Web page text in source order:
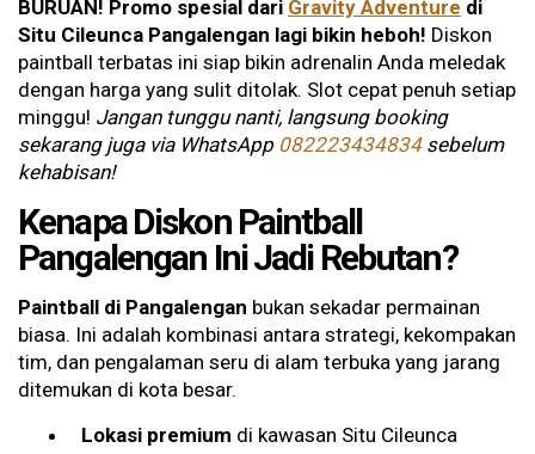
BURUAN! Promo spesial dari Gravity Adventure di
Situ Cileunca Pangalengan lagi bikin heboh! Diskon
paintball terbatas ini siap bikin adrenalin Anda meledak
dengan harga yang sulit ditolak. Slot cepat penuh setiap
minggu! Jangan tunggu nanti, langsung booking
sekarang juga via WhatsApp 082223434834sebelum
kehabisan!
Kenapa Diskon Paintball
Pangalengan Ini Jadi Rebutan?
Paintball di Pangalengan bukan sekadar permainan
biasa. Ini adalah kombinasi antara strategi, kekompakan
tim, dan pengalaman seru di alam terbuka yang jarang
ditemukan di kota besar.
Lokasi premium di kawasan Situ Cileunca